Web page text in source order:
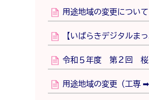
用途地域の変更につい
【いばらきデジタルま
令和５年度 第２回 桜
用途地域の変更（工専